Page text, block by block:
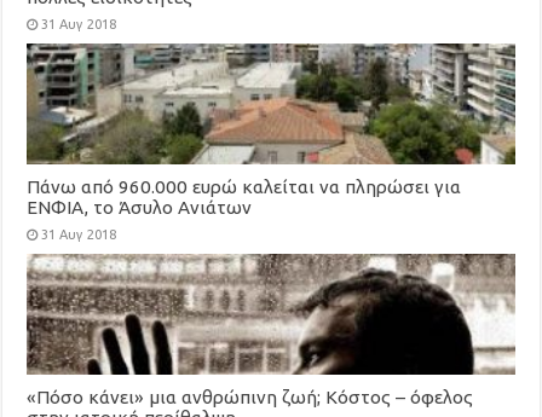
31 Αυγ 2018
Πάνω από 960.000 ευρώ καλείται να πληρώσει για
ΕΝΦΙΑ, το Άσυλο Ανιάτων
31 Αυγ 2018
«Πόσο κάνει» μια ανθρώπινη ζωή; Κόστος – όφελος